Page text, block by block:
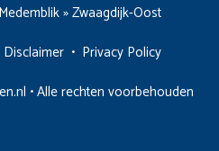
Medemblik»Zwaagdijk-Oost
Disclaimer • Privacy Policy
• Alle rechten voorbehouden